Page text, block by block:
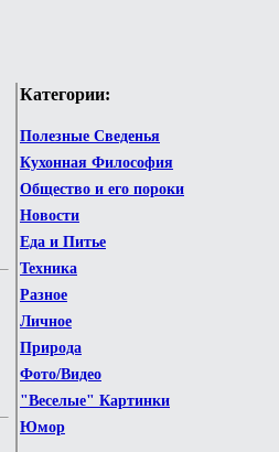
Категории:
Полезные Сведенья
Кухонная Философия
Общество и его пороки
Новости
Еда и Питье
Техника
Разное
Личное
Природа
Фото/Видео
"Веселые" Картинки
Юмор